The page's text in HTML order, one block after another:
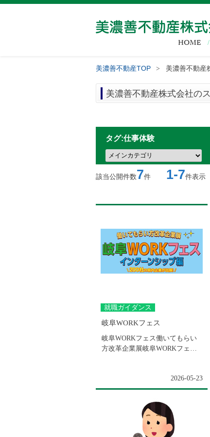
HOME
美濃善不動産TOP > 美濃善不動産
美濃善不動産株式会社の
タグ:仕事体験
該当公開件数7件 1-7件表示
就職ガイダンス
岐阜WORKフェス
岐阜WORKフェス働いてもらい
方改革企業展岐阜WORKフェス
2026-05-23